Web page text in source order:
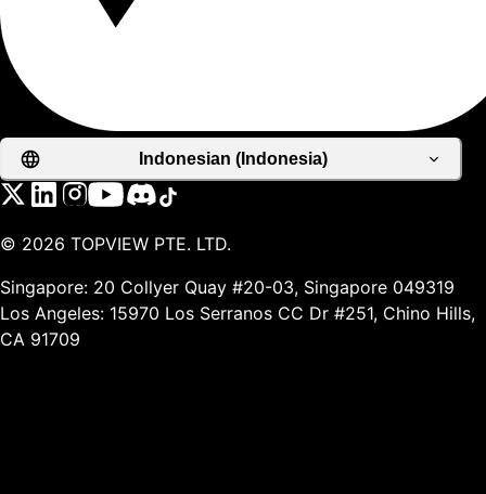
Indonesian (Indonesia)
© 2026 TOPVIEW PTE. LTD.
Singapore: 20 Collyer Quay #20-03, Singapore 049319
Los Angeles: 15970 Los Serranos CC Dr #251, Chino Hills,
CA 91709